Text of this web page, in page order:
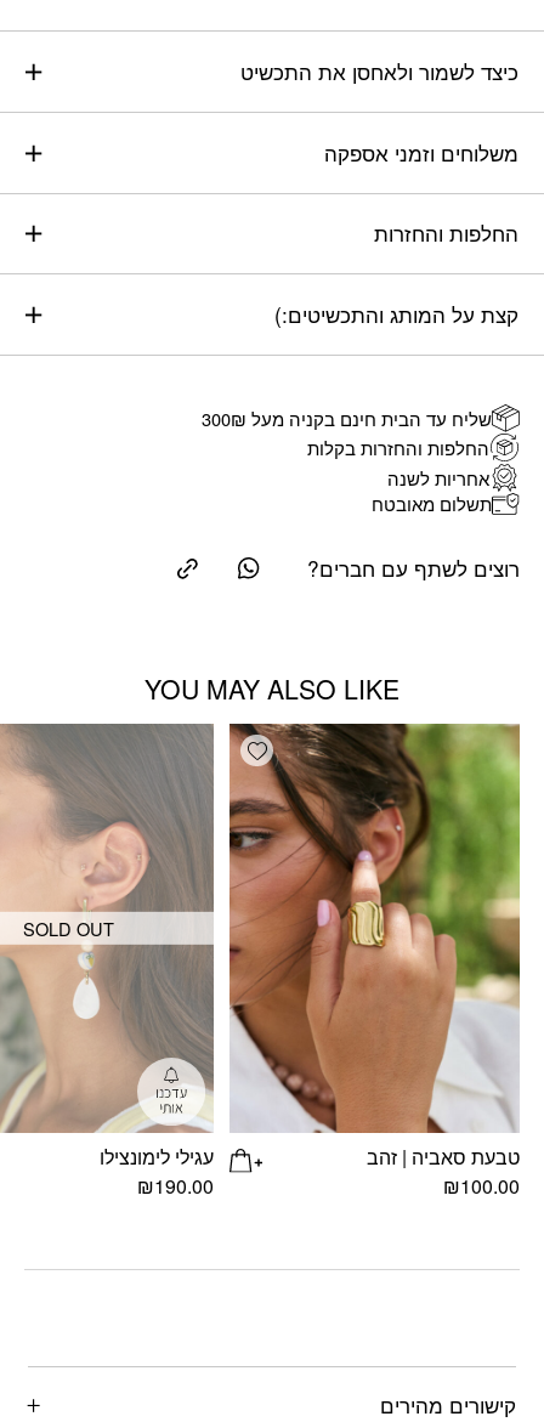
כיצד לשמור ולאחסן את התכשיט
משלוחים וזמני אספקה
החלפות והחזרות
קצת על המותג והתכשיטים:)
שליח עד הבית חינם בקניה מעל 300₪
החלפות והחזרות בקלות
אחריות לשנה
תשלום מאובטח
רוצים לשתף עם חברים?
YOU MAY ALSO LIKE
Add wishlist
טבעת סאביה | זהב
₪100.00
SOLD OUT
עגילי לימונצילו
₪190.00
קישורים מהירים